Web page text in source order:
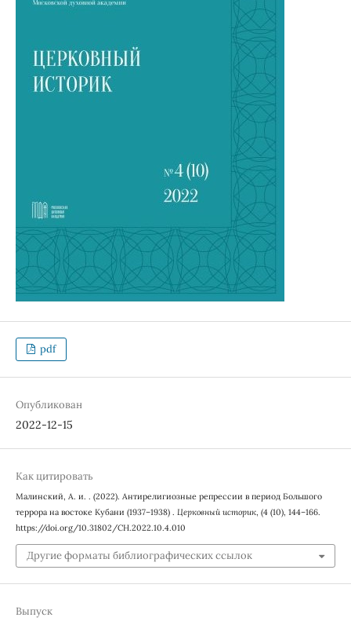
pdf
Опубликован
2022-12-15
Как цитировать
Малинский, А. и. . (2022). Антирелигиозные репрессии в период Большого
террора на востоке Кубани (1937–1938) . Церковный историк, (4 (10), 144–166.
https://doi.org/10.31802/CH.2022.10.4.010
Другие форматы библиографических ссылок
Выпуск